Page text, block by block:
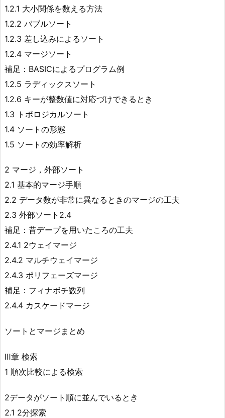
1.2.1 大小関係を数える方法
1.2.2 バブルソート
1.2.3 差し込みによるソート
1.2.4 マージソート
補足：BASICによるプログラム例
1.2.5 ラディックスソート
1.2.6 キーが整数値に対応づけできるとき
1.3 トポロジカルソート
1.4 ソートの形態
1.5 ソートの効率解析
2 マージ，外部ソート
2.1 基本的マージ手順
2.2 データ数が非常に異なるときのマージの工夫
2.3 外部ソート2.4
補足：昔デープを用いたころの工夫
2.4.1 2ウェイマージ
2.4.2 マルチウェイマージ
2.4.3 ポリフェーズマージ
補足：フィナボチ数列
2.4.4 カスケードマージ
ソートとマージまとめ
Ⅲ章 検索
1 順次比較による検索
2データがソート順に並んでいるとき
2.1 2分探索